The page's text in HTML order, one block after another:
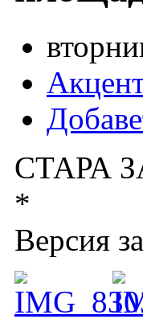
СТАРА
*
Версия